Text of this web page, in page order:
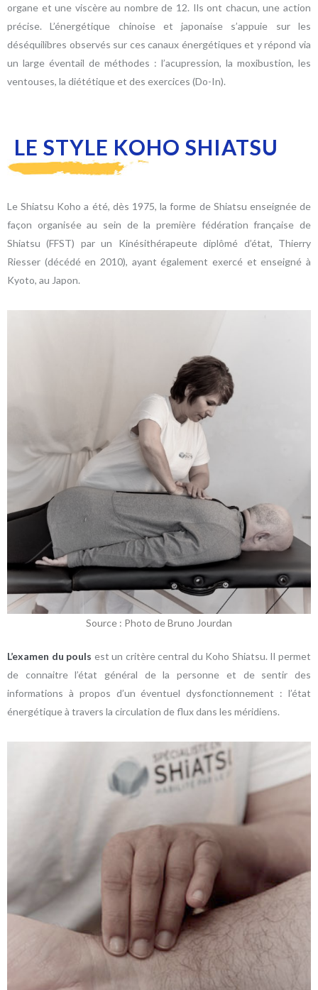
organe et une viscère au nombre de 12. Ils ont chacun, une action
précise. L’énergétique chinoise et japonaise s’appuie sur les
déséquilibres observés sur ces canaux énergétiques et y répond via
un large éventail de méthodes : l’acupression, la moxibustion, les
ventouses, la diététique et des exercices (Do-In).
LE STYLE KOHO SHIATSU
Le Shiatsu Koho a été, dès 1975, la forme de Shiatsu enseignée de
façon organisée au sein de la première fédération française de
Shiatsu (FFST) par un Kinésithérapeute diplômé d’état, Thierry
Riesser (décédé en 2010), ayant également exercé et enseigné à
Kyoto, au Japon.
Source : Photo de Bruno Jourdan
L’examen du pouls est un critère central du Koho Shiatsu. Il permet
de connaitre l’état général de la personne et de sentir des
informations à propos d’un éventuel dysfonctionnement : l’état
énergétique à travers la circulation de flux dans les méridiens.